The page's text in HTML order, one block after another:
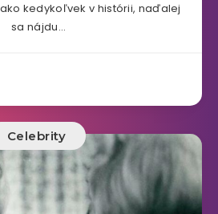
kedykoľvek v histórii, naďalej
sa nájdu…
Celebrity